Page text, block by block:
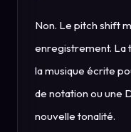
Non. Le pitch shift
enregistrement. La
la musique écrite
de notation ou une
nouvelle tonalité.